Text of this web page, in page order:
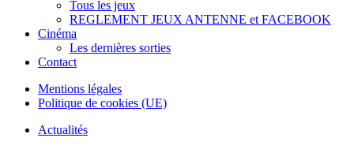
Tous les jeux
REGLEMENT JEUX ANTENNE et FACEBOOK
Cinéma
Les dernières sorties
Contact
Mentions légales
Politique de cookies (UE)
Actualités